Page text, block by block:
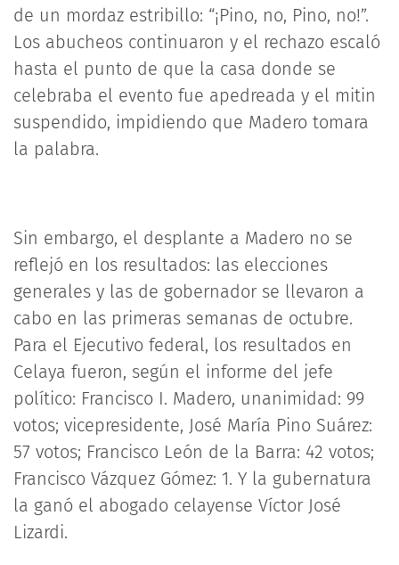
de un mordaz estribillo: “¡Pino, no, Pino, no!”.
Los abucheos continuaron y el rechazo escaló
hasta el punto de que la casa donde se
celebraba el evento fue apedreada y el mitin
suspendido, impidiendo que Madero tomara
la palabra.
Sin embargo, el desplante a Madero no se
reflejó en los resultados: las elecciones
generales y las de gobernador se llevaron a
cabo en las primeras semanas de octubre.
Para el Ejecutivo federal, los resultados en
Celaya fueron, según el informe del jefe
político: Francisco I. Madero, unanimidad: 99
votos; vicepresidente, José María Pino Suárez:
57 votos; Francisco León de la Barra: 42 votos;
Francisco Vázquez Gómez: 1. Y la gubernatura
la ganó el abogado celayense Víctor José
Lizardi.